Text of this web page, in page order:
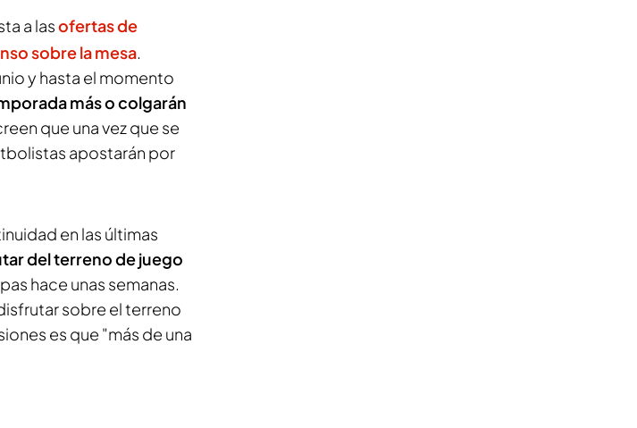
a lasofertas de
sobre la mesa.
y hasta el momento
más o colgarán
que una vez que se
apostarán por
en las últimas
del terreno de juego
hace unas semanas.
sobre el terreno
es que "más de una